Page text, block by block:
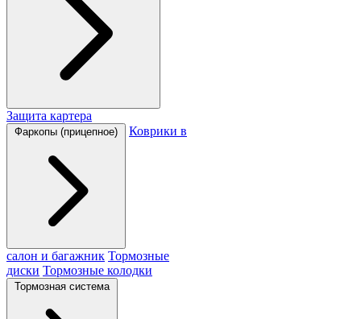
Защита картера
Фаркопы (прицепное) Коврики в
салон и багажник Тормозные
диски Тормозные колодки
Тормозная система